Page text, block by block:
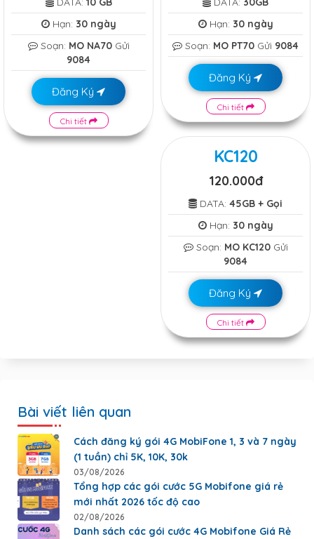
Hạn: 30 ngày
Soạn: MO NA70Gửi
9084
Đăng Ký
Chi tiết
Hạn: 30 ngày
Soạn: MO PT70 Gửi 9084
Đăng Ký
Chi tiết
KC120
120.000đ
DATA: 45GB + Gọi
Hạn: 30 ngày
Soạn: MO KC120Gửi
9084
Đăng Ký
Chi tiết
Bài viết liên quan
Cách đăng ký gói 4G MobiFone 1, 3 và 7 ngày
(1 tuần) chỉ 5K, 10K, 30k
03/08/2026
Tổng hợp các gói cước 5G Mobifone giá rẻ
mới nhất 2026 tốc độ cao
02/08/2026
Danh sách các gói cước 4G Mobifone Giá Rẻ